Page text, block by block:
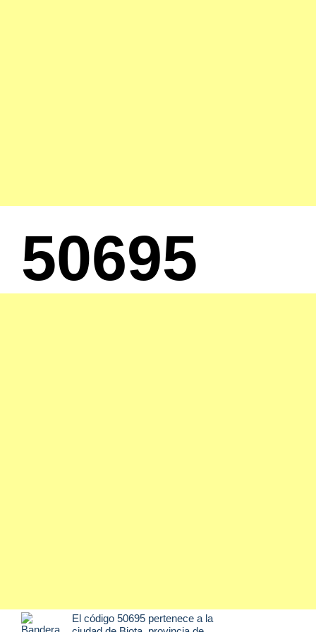
50695
El código 50695 pertenece a la